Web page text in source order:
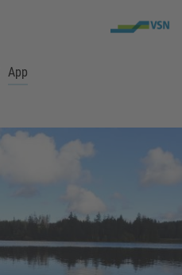
App